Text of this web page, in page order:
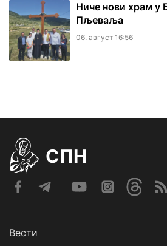
Ниче нови храм у
Пљеваља
06. август 16:56
СПН
Вести